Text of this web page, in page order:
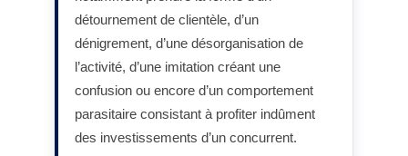
détournement de clientèle, d’un
dénigrement, d’une désorganisation de
l’activité, d’une imitation créant une
confusion ou encore d’un comportement
parasitaire consistant à profiter indûment
des investissements d’un concurrent.